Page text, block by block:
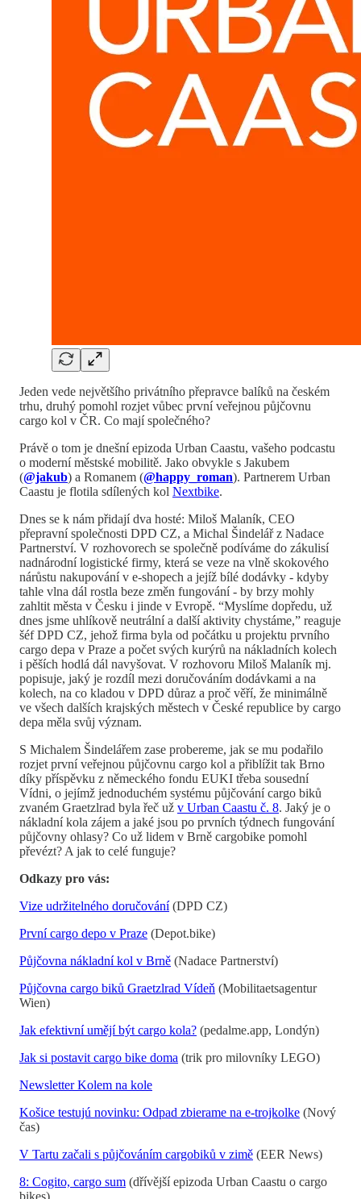
Jeden vede největšího privátního přepravce balíků na českém
trhu, druhý pomohl rozjet vůbec první veřejnou půjčovnu
cargo kol v ČR. Co mají společného?
Právě o tom je dnešní epizoda Urban Caastu, vašeho podcastu
o moderní městské mobilitě. Jako obvykle s Jakubem
(@jakub) a Romanem (@happy_roman). Partnerem Urban
Caastu je flotila sdílených kol Nextbike.
Dnes se k nám přidají dva hosté: Miloš Malaník, CEO
přepravní společnosti DPD CZ, a Michal Šindelář z Nadace
Partnerství. V rozhovorech se společně podíváme do zákulisí
nadnárodní logistické firmy, která se veze na vlně skokového
nárůstu nakupování v e-shopech a jejíž bílé dodávky - kdyby
tahle vlna dál rostla beze změn fungování - by brzy mohly
zahltit města v Česku i jinde v Evropě. “Myslíme dopředu, už
dnes jsme uhlíkově neutrální a další aktivity chystáme,” reaguje
šéf DPD CZ, jehož firma byla od počátku u projektu prvního
cargo depa v Praze a počet svých kurýrů na nákladních kolech
i pěších hodlá dál navyšovat. V rozhovoru Miloš Malaník mj.
popisuje, jaký je rozdíl mezi doručováním dodávkami a na
kolech, na co kladou v DPD důraz a proč věří, že minimálně
ve všech dalších krajských městech v České republice by cargo
depa měla svůj význam.
S Michalem Šindelářem zase probereme, jak se mu podařilo
rozjet první veřejnou půjčovnu cargo kol a přiblížit tak Brno
díky příspěvku z německého fondu EUKI třeba sousední
Vídni, o jejímž jednoduchém systému půjčování cargo biků
zvaném Graetzlrad byla řeč už v Urban Caastu č. 8. Jaký je o
nákladní kola zájem a jaké jsou po prvních týdnech fungování
půjčovny ohlasy? Co už lidem v Brně cargobike pomohl
převézt? A jak to celé funguje?
Odkazy pro vás:
Vize udržitelného doručování(DPD CZ)
První cargo depo v Praze (Depot.bike)
Půjčovna nákladní kol v Brně (Nadace Partnerství)
Půjčovna cargo biků Graetzlrad Vídeň (Mobilitaetsagentur
Wien)
Jak efektivní umějí být cargo kola? (pedalme.app, Londýn)
Jak si postavit cargo bike doma (trik pro milovníky LEGO)
Newsletter Kolem na kole
Košice testujú novinku: Odpad zbierame na e-trojkolke (Nový
čas)
V Tartu začali s půjčováním cargobiků v zimě (EER News)
8: Cogito, cargo sum (dřívější epizoda Urban Caastu o cargo
bikes)